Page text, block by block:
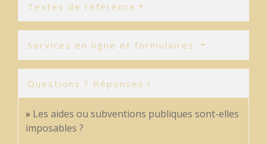
Textes de référence
Services en ligne et formulaires
Questions ? Réponses !
Les aides ou subventions publiques sont-elles
imposables ?